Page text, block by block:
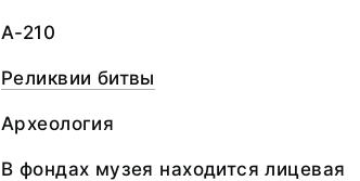
А-210
Реликвии битвы
Археология
В фондах музея находится лицевая